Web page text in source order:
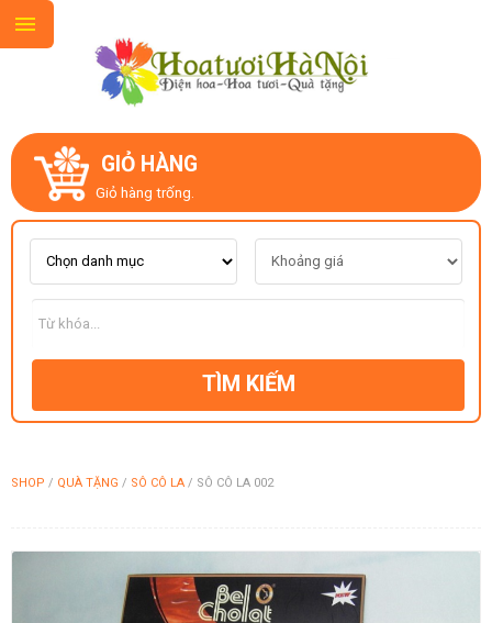
GIỎ HÀNG
Giỏ hàng trống.
TÌM KIẾM
SHOP / QUÀ TẶNG / SÔ CÔ LA / SÔ CÔ LA 002
GIỚI THIỆU
LIÊN HỆ
MẪU HOA MỚI
CHỦ ĐỀ